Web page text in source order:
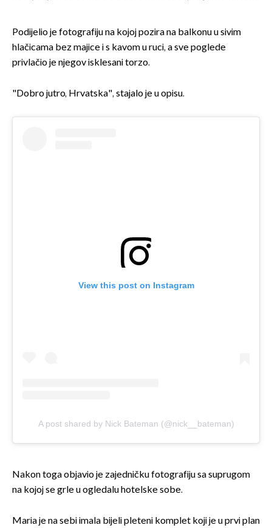
Podijelio je fotografiju na kojoj pozira na balkonu u sivim
hlačicama bez majice i s kavom u ruci, a sve poglede
privlačio je njegov isklesani torzo.
"Dobro jutro, Hrvatska", stajalo je u opisu.
View this post on Instagram
A post shared by Nick Bateman (@nick__bateman)
Nakon toga objavio je zajedničku fotografiju sa suprugom
na kojoj se grle u ogledalu hotelske sobe.
Maria je na sebi imala bijeli pleteni komplet koji je u prvi plan